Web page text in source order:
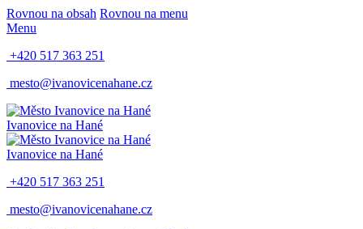
Rovnou na obsah Rovnou na menu
Menu
+420 517 363 251
mesto@ivanovicenahane.cz
Ivanovice na Hané
Ivanovice na Hané
+420 517 363 251
mesto@ivanovicenahane.cz